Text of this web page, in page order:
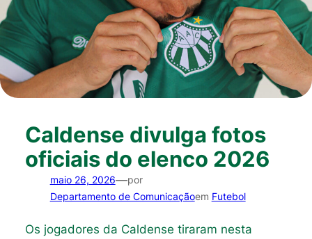
Caldense divulga fotos
oficiais do elenco 2026
maio 26, 2026—por
Departamento de Comunicaçãoem Futebol
Os jogadores da Caldense tiraram nesta